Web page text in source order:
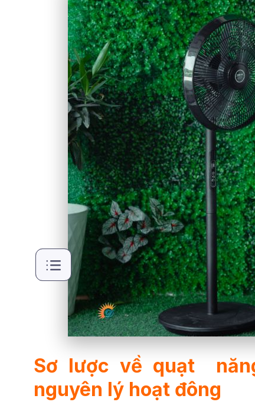
Sơ lược về quạt
nguyên lý hoạt đông